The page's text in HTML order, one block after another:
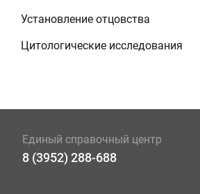
Установление отцовства
Цитологические исследования
Единый справочный центр
8 (3952) 288-688